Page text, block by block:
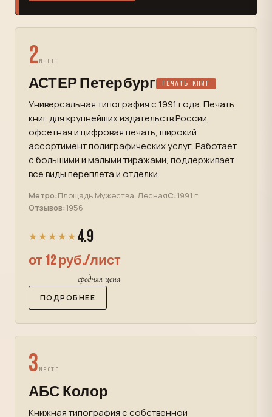
2МЕСТО
АСТЕР Петербург ПЕЧАТЬ КНИГ
Универсальная типография с 1991 года. Печать
книг для крупнейших издательств России,
офсетная и цифровая печать, широкий
ассортимент полиграфических услуг. Работает
с большими и малыми тиражами, поддерживает
все виды переплета и отделки.
Метро:Площадь Мужества, ЛеснаяС:1991 г.
Отзывов:1956
★★★★★ 4.9
от 12 руб./лист
средняя цена
ПОДРОБНЕЕ
3 МЕСТО
АБС Колор
Книжная типография с собственной